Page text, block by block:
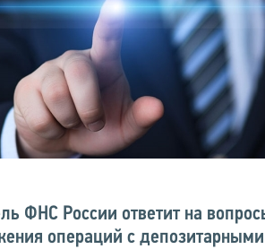
ФНС России ответит на
операций с депозитарными